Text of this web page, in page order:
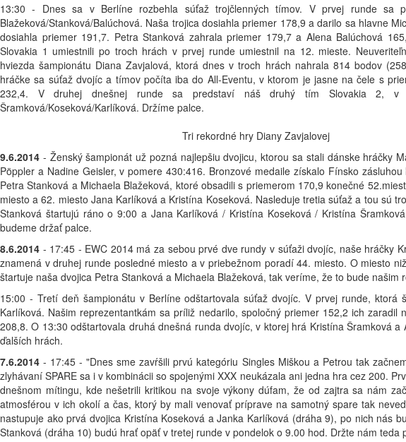
13:30 - Dnes sa v Berlíne rozbehla súťaž trojčlenných tímov. V prvej runde sa
Blažeková/Stanková/Balúchová. Naša trojica dosiahla priemer 178,9 a darilo sa hlavne
dosiahla priemer 191,7. Petra Stanková zahrala priemer 179,7 a Alena Balúchová
Slovakia 1 umiestnili po troch hrách v prvej runde umiestnil na 12. mieste.
hviezda šampionátu Diana Zavjalová, ktorá dnes v troch hrách nahrala 814 bodov
hráčke sa súťaž dvojíc a tímov počíta iba do All-Eventu, v ktorom je jasne na čele s
232,4. V druhej dnešnej runde sa predstaví náš druhý tím Slovakia 2, v
Šramková/Koseková/Karlíková. Držíme palce.
Tri rekordné hry Diany Zavjalovej
9.6.2014 - Ženský šampionát už pozná najlepšiu dvojicu, ktorou sa stali dánske hráčky
Pöppler a Nadine Geisler, v pomere 430:416. Bronzové medaile získalo Fínsko
Petra Stanková a Michaela Blažeková, ktoré obsadili s priemerom 170,9 konečné
miesto a 62. miesto Jana Karlíková a Kristína Koseková. Nasleduje tretia súťaž a tou sú
Stanková štartujú ráno o 9:00 a Jana Karlíková / Kristína Koseková / Kristína
budeme držať palce.
8.6.2014 - 17:45 - EWC 2014 má za sebou prvé dve rundy v súťaži dvojíc, naše hráčky
znamená v druhej runde posledné miesto a v priebežnom poradí 44. miesto. O miesto
štartuje naša dvojica Petra Stanková a Michaela Blažeková, tak veríme, že to bude
15:00 - Tretí deň šampionátu v Berlíne odštartovala súťaž dvojíc. V prvej runde,
Karlíková. Našim reprezentantkám sa príliž nedarilo, spoločný priemer 152,2 ich
208,8. O 13:30 odštartovala druhá dnešná runda dvojíc, v ktorej hrá Kristína Šramková
ďalších hrách.
7.6.2014 - 17:45 - "Dnes sme zavŕšili prvú kategóriu Singles Miškou a Petrou tak
zlyhávaní SPARE sa i v kombinácii so spojenými XXX neukázala ani jedna hra cez 200.
dnešnom mítingu, kde nešetrili kritikou na svoje výkony dúfam, že od zajtra sa nám
atmosférou v ich okolí a čas, ktorý by mali venovať príprave na samotný spare tak
nastupuje ako prvá dvojica Kristína Koseková a Janka Karlíková (dráha 9), po nich nás
Stanková (dráha 10) budú hrať opäť v tretej runde v pondelok o 9.00 hod. Držte nám